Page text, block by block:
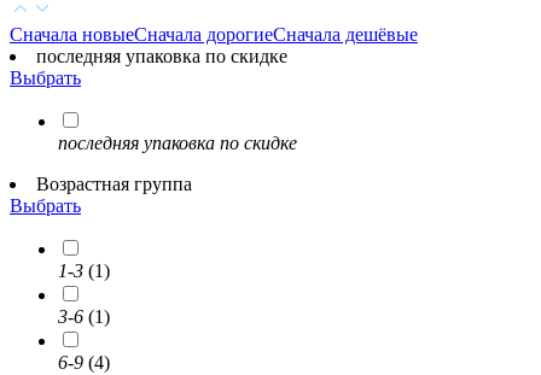
Сначала новыеСначала дорогиеСначала дешёвые
последняя упаковка по скидке
Выбрать
последняя упаковка по скидке
Возрастная группа
Выбрать
1-3 (1)
3-6 (1)
6-9 (4)